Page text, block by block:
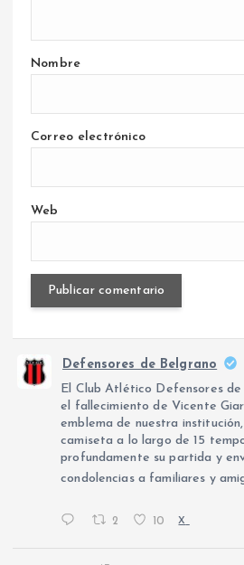
Nombre
Correo electrónico
Web
Defensores de Belgrano
El Club Atlético Defensores
el fallecimiento de Vicente
emblema de nuestra
camiseta a lo largo de 15
profundamente su partida y
condolencias a familiares y
2 10 X